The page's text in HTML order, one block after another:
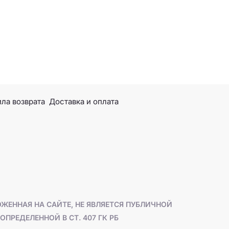
возврата Доставка и оплата
НА САЙТЕ, НЕ ЯВЛЯЕТСЯ ПУБЛИЧНОЙ
В СТ. 407 ГК РБ